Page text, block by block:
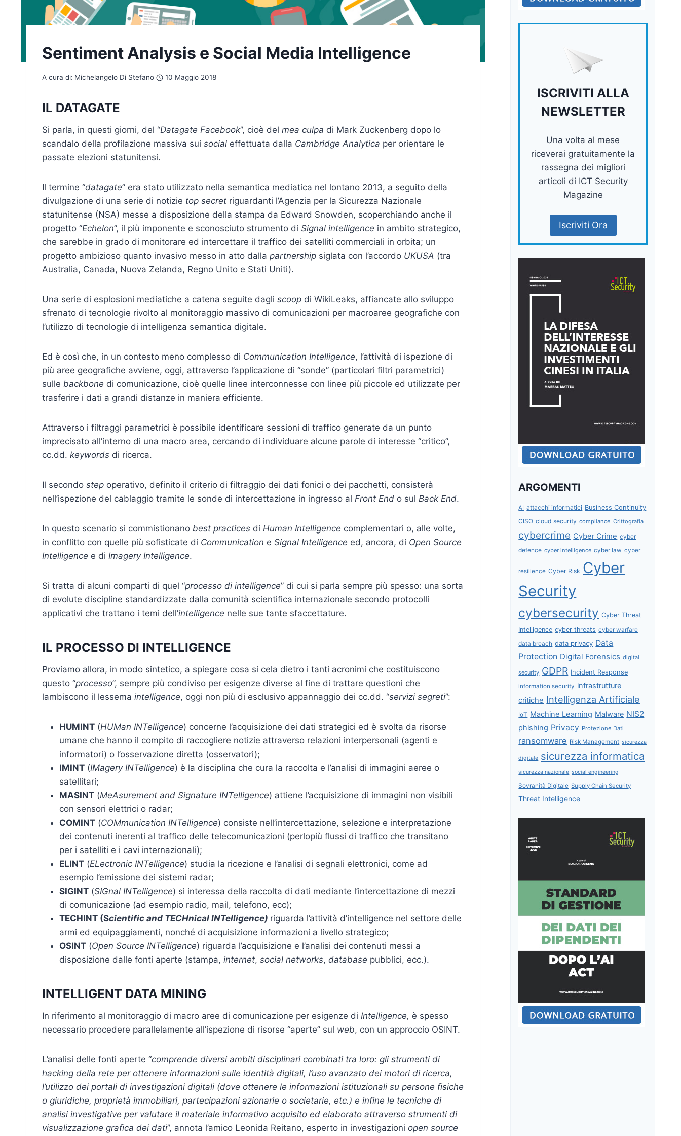
Sentiment Analysis e Social Media Intelligence
A cura di: Michelangelo Di Stefano 10 Maggio 2018
IL DATAGATE
Si parla, in questi giorni, del “Datagate Facebook”, cioè del mea culpa di Mark Zuckenberg dopo lo
scandalo della profilazione massiva sui social effettuata dalla Cambridge Analytica per orientare le
passate elezioni statunitensi.
Il termine “datagate” era stato utilizzato nella semantica mediatica nel lontano 2013, a seguito della
divulgazione di una serie di notizie top secret riguardanti l’Agenzia per la Sicurezza Nazionale
statunitense (NSA) messe a disposizione della stampa da Edward Snowden, scoperchiando anche il
progetto “Echelon”, il più imponente e sconosciuto strumento di Signal intelligence in ambito strategico,
che sarebbe in grado di monitorare ed intercettare il traffico dei satelliti commerciali in orbita; un
progetto ambizioso quanto invasivo messo in atto dalla partnership siglata con l’accordo UKUSA (tra
Australia, Canada, Nuova Zelanda, Regno Unito e Stati Uniti).
Una serie di esplosioni mediatiche a catena seguite dagli scoop di WikiLeaks, affiancate allo sviluppo
sfrenato di tecnologie rivolto al monitoraggio massivo di comunicazioni per macroaree geografiche con
l’utilizzo di tecnologie di intelligenza semantica digitale.
Ed è così che, in un contesto meno complesso di Communication Intelligence, l’attività di ispezione di
più aree geografiche avviene, oggi, attraverso l’applicazione di “sonde” (particolari filtri parametrici)
sulle backbone di comunicazione, cioè quelle linee interconnesse con linee più piccole ed utilizzate per
trasferire i dati a grandi distanze in maniera efficiente.
Attraverso i filtraggi parametrici è possibile identificare sessioni di traffico generate da un punto
imprecisato all’interno di una macro area, cercando di individuare alcune parole di interesse “critico”,
cc.dd. keywords di ricerca.
Il secondo step operativo, definito il criterio di filtraggio dei dati fonici o dei pacchetti, consisterà
nell’ispezione del cablaggio tramite le sonde di intercettazione in ingresso al Front End o sul Back End.
In questo scenario si commistionano best practices di Human Intelligence complementari o, alle volte,
in conflitto con quelle più sofisticate di Communication e Signal Intelligence ed, ancora, di Open Source
Intelligence e di Imagery Intelligence.
Si tratta di alcuni comparti di quel “processo di intelligence” di cui si parla sempre più spesso: una sorta
di evolute discipline standardizzate dalla comunità scientifica internazionale secondo protocolli
applicativi che trattano i temi dell’intelligence nelle sue tante sfaccettature.
IL PROCESSO DI INTELLIGENCE
Proviamo allora, in modo sintetico, a spiegare cosa si cela dietro i tanti acronimi che costituiscono
questo “processo”, sempre più condiviso per esigenze diverse al fine di trattare questioni che
lambiscono il lessema intelligence, oggi non più di esclusivo appannaggio dei cc.dd. “servizi segreti”:
HUMINT (HUMan INTelligence) concerne l’acquisizione dei dati strategici ed è svolta da risorse
umane che hanno il compito di raccogliere notizie attraverso relazioni interpersonali (agenti e
informatori) o l’osservazione diretta (osservatori);
IMINT (IMagery INTelligence) è la disciplina che cura la raccolta e l’analisi di immagini aeree o
satellitari;
MASINT (MeAsurement and Signature INTelligence) attiene l’acquisizione di immagini non visibili
con sensori elettrici o radar;
COMINT (COMmunication INTelligence) consiste nell’intercettazione, selezione e interpretazione
dei contenuti inerenti al traffico delle telecomunicazioni (perlopiù flussi di traffico che transitano
per i satelliti e i cavi internazionali);
ELINT (ELectronic INTelligence) studia la ricezione e l’analisi di segnali elettronici, come ad
esempio l’emissione dei sistemi radar;
SIGINT (SIGnal INTelligence) si interessa della raccolta di dati mediante l’intercettazione di mezzi
di comunicazione (ad esempio radio, mail, telefono, ecc);
TECHINT (Scientific and TECHnical INTelligence) riguarda l’attività d’intelligence nel settore delle
armi ed equipaggiamenti, nonché di acquisizione informazioni a livello strategico;
OSINT (Open Source INTelligence) riguarda l’acquisizione e l’analisi dei contenuti messi a
disposizione dalle fonti aperte (stampa, internet, social networks, database pubblici, ecc.).
INTELLIGENT DATA MINING
In riferimento al monitoraggio di macro aree di comunicazione per esigenze di Intelligence, è spesso
necessario procedere parallelamente all’ispezione di risorse “aperte” sul web, con un approccio OSINT.
L’analisi delle fonti aperte “comprende diversi ambiti disciplinari combinati tra loro: gli strumenti di
hacking della rete per ottenere informazioni sulle identità digitali, l’uso avanzato dei motori di ricerca,
l’utilizzo dei portali di investigazioni digitali (dove ottenere le informazioni istituzionali su persone fisiche
o giuridiche, proprietà immobiliari, partecipazioni azionarie o societarie, etc.) e infine le tecniche di
analisi investigative per valutare il materiale informativo acquisito ed elaborato attraverso strumenti di
visualizzazione grafica dei dati”, annota l’amico Leonida Reitano, esperto in investigazioni open source
ISCRIVITI ALLA
NEWSLETTER
Una volta al mese
riceverai gratuitamente la
rassegna dei migliori
articoli di ICT Security
Magazine
Iscriviti Ora
ARGOMENTI
AI attacchi informatici Business Continuity
CISO cloud security compliance Crittografia
cybercrime Cyber Crime cyber
defence cyber intelligence cyber law cyber
resilience Cyber Risk Cyber
Security
cybersecurity Cyber Threat
Intelligence cyber threats cyber warfare
data breach data privacy Data
Protection Digital Forensics digital
security GDPR Incident Response
information security infrastrutture
critiche Intelligenza Artificiale
IoT Machine Learning Malware NIS2
phishing Privacy Protezione Dati
ransomware Risk Management sicurezza
digitale sicurezza informatica
sicurezza nazionale social engineering
Sovranità Digitale Supply Chain Security
Threat Intelligence